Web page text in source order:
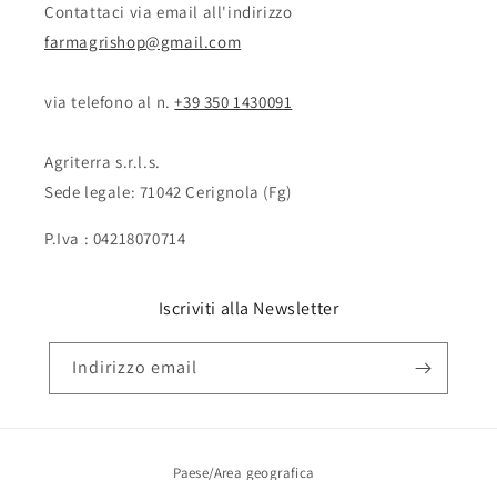
Contattaci via email all'indirizzo
farmagrishop@gmail.com
via telefono al n. ‭‭+39 350 1430091
Agriterra s.r.l.s.
Sede legale: 71042 Cerignola (Fg)
P.Iva : 04218070714
Iscriviti alla Newsletter
Indirizzo email
Paese/Area geografica